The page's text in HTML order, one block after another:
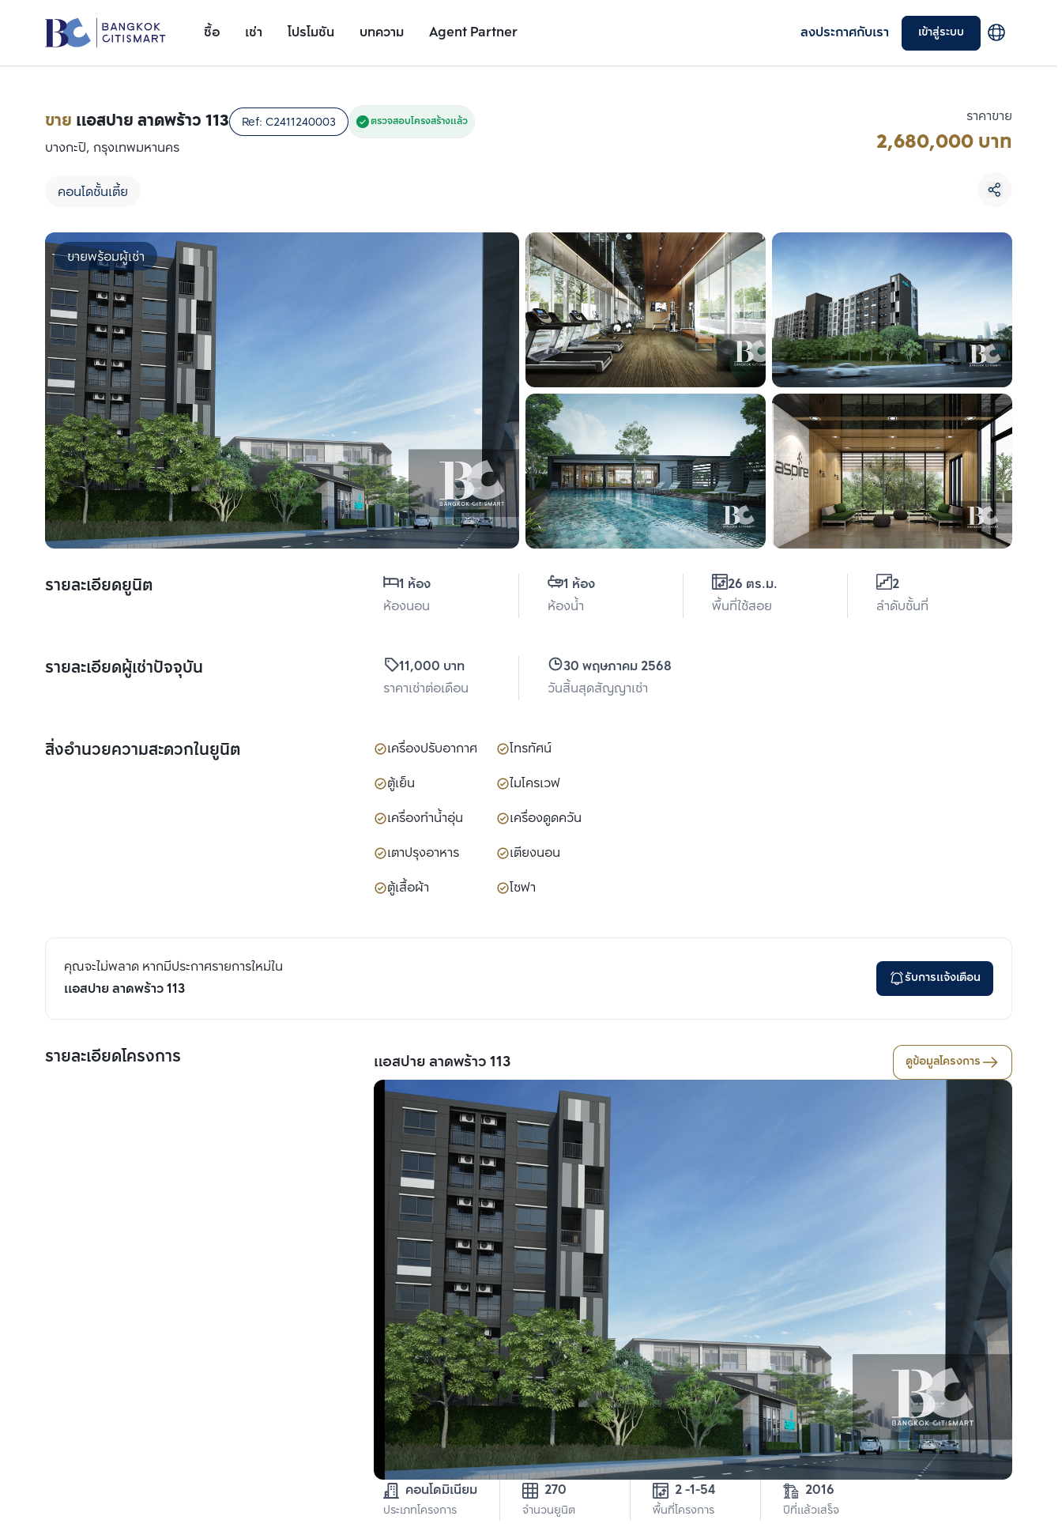
ซื้อ เช่า โปรโมชัน บทความ Agent Partner ลงประกาศกับเรา เข้าสู่ระบบ
รายละเอียดยูนิต
ขาย แอสปาย ลาดพร้าว 113 Ref: C2411240003 ตรวจสอบโครงสร้างแล้ว
บางกะปิ, กรุงเทพมหานคร
คอนโดชั้นเตี้ย
ราคาขาย
2,680,000 บาท
ขายพร้อมผู้เช่า
รายละเอียดยูนิต
1 ห้อง
ห้องนอน
1 ห้อง
ห้องน้ำ
26 ตร.ม.
พื้นที่ใช้สอย
2
ลำดับชั้นที่
รายละเอียดผู้เช่าปัจจุบัน
11,000 บาท
ราคาเช่าต่อเดือน
30 พฤษภาคม 2568
วันสิ้นสุดสัญญาเช่า
สิ่งอำนวยความสะดวกในยูนิต เครื่องปรับอากาศ
โทรทัศน์
ตู้เย็น
ไมโครเวฟ
เครื่องทำน้ำอุ่น
เครื่องดูดควัน
เตาปรุงอาหาร
เตียงนอน
ตู้เสื้อผ้า
โซฟา
คุณจะไม่พลาด หากมีประกาศรายการใหม่ใน
แอสปาย ลาดพร้าว 113
รับการแจ้งเตือน
รายละเอียดโครงการ แอสปาย ลาดพร้าว 113 ดูข้อมูลโครงการ
คอนโดมิเนียม
ประเภทโครงการ
270
จำนวนยูนิต
2 -1-54
พื้นที่โครงการ
2016
ปีที่แล้วเสร็จ
เพิ่มยูนิตเปรียบเทียบ
รายการที่ 1
เพิ่มยูนิตเปรียบเทียบ
รายการที่ 3
เลือกยูนิตเพื่อเปรียบเทียบ
เลือกได้สูงสุด 3 รายการ
เปรียบเทียบ
ลบทั้งหมด